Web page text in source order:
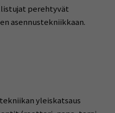
perehtyvät
asennustekniikkaan.
yleiskatsaus